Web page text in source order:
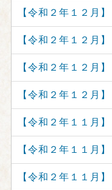
【令和２年１２
【令和２年１２
【令和２年１２
【令和２年１２
【令和２年１１
【令和２年１１
【令和２年１１